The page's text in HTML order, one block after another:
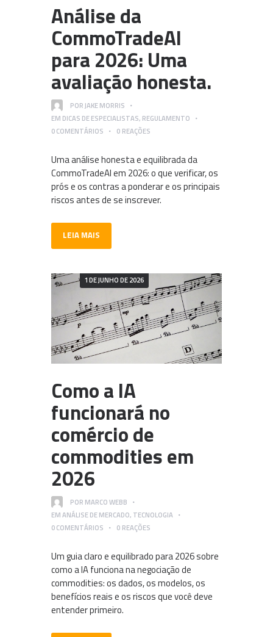
Análise da
CommoTradeAI
para 2026: Uma
avaliação honesta.
POR JAKE MORRIS
EM DICAS DE ESPECIALISTAS, REGULAMENTO
0COMENTÁRIOS 0 REAÇÕES
Uma análise honesta e equilibrada da
CommoTradeAI em 2026: o que verificar, os
prós e os contras a ponderar e os principais
riscos antes de se inscrever.
LEIA MAIS
1 DE JUNHO DE 2026
Como a IA
funcionará no
comércio de
commodities em
2026
POR MARCO WEBB
EMANÁLISE DE MERCADO, TECNOLOGIA
0COMENTÁRIOS 0 REAÇÕES
Um guia claro e equilibrado para 2026 sobre
como a IA funciona na negociação de
commodities: os dados, os modelos, os
benefícios reais e os riscos que você deve
entender primeiro.